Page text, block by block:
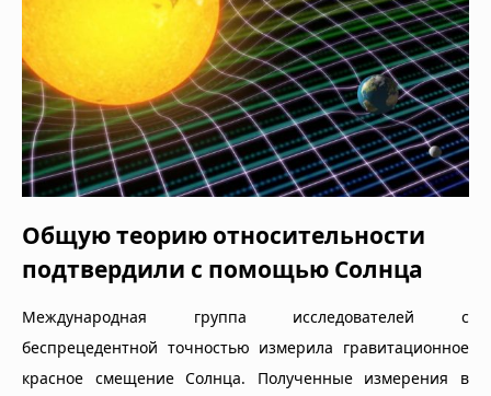
Общую теорию относительности
подтвердили с помощью Солнца
Международная группа исследователей с
беспрецедентной точностью измерила гравитационное
красное смещение Солнца. Полученные измерения в